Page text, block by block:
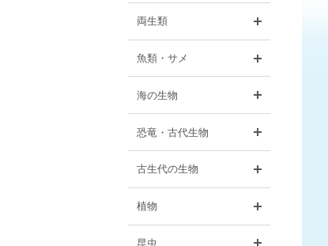
両生類
魚類・サメ
海の生物
恐竜・古代生物
古生代の生物
植物
昆虫